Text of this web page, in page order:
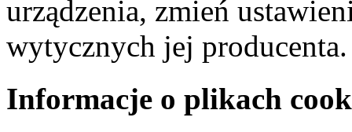
urządzenia, zmień
wytycznych jej producenta.
Informacje o plikach